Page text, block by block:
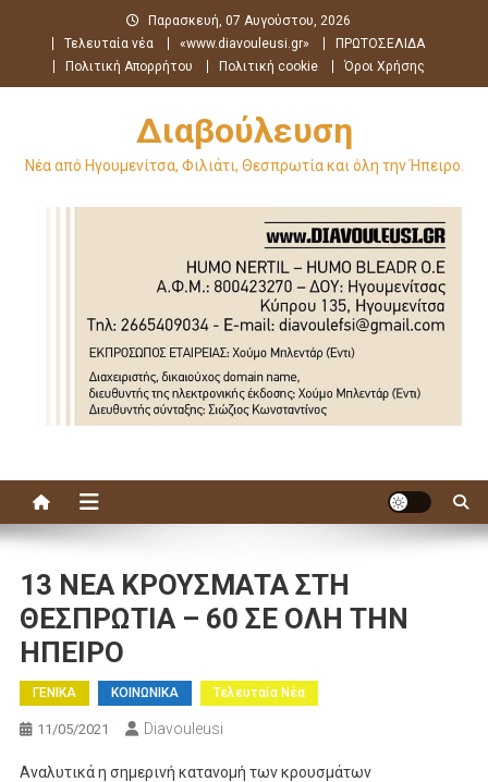
περιεχόμενο
Παρασκευή, 07 Αυγούστου, 2026
Τελευταία νέα
«www.diavouleusi.gr»
ΠΡΩΤΟΣΕΛΙΔΑ
Πολιτική Απορρήτου
Πολιτική cookie Όροι Χρήσης
Διαβούλευση
Νέα από Ηγουμενίτσα, Φιλιάτι, Θεσπρωτία και όλη την Ήπειρο.
13 ΝΕΑ ΚΡΟΥΣΜΑΤΑ ΣΤΗ
ΘΕΣΠΡΩΤΙΑ – 60 ΣΕ ΟΛΗ ΤΗΝ
ΗΠΕΙΡΟ
ΓΕΝΙΚΑ ΚΟΙΝΩΝΙΚΑ Τελευταία Νέα
11/05/2021 Diavouleusi
Αναλυτικά η σημερινή κατανομή των κρουσμάτων